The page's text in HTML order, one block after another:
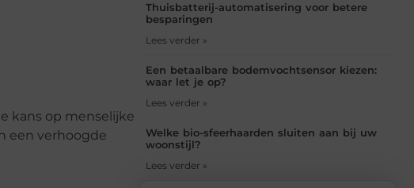
kans op menselijke
een verhoogde
Thuisbatterij-automatisering voor betere
besparingen
Lees verder »
Een betaalbare bodemvochtsensor kiezen:
waar let je op?
Lees verder »
Welke bio-sfeerhaarden sluiten aan bij uw
woonstijl?
Lees verder »